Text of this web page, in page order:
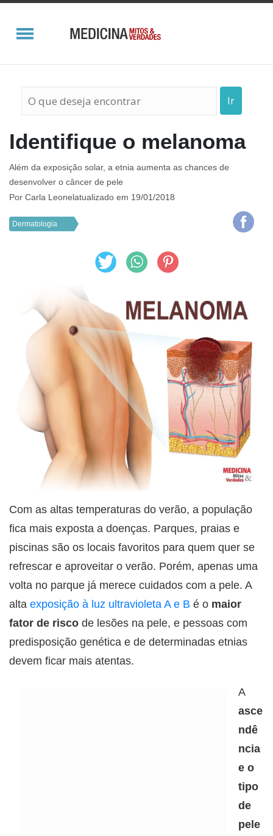
Ir
Identifique o melanoma
Além da exposição solar, a etnia aumenta as chances de
desenvolver o câncer de pele
Por Carla Leonelatualizado em 19/01/2018
Dermatologia
Com as altas temperaturas do verão, a população
fica mais exposta a doenças. Parques, praias e
piscinas são os locais favoritos para quem quer se
refrescar e aproveitar o verão. Porém, apenas uma
volta no parque já merece cuidados com a pele. A
alta exposição à luz ultravioleta A e B é o maior
fator de risco de lesões na pele, e pessoas com
predisposição genética e de determinadas etnias
devem ficar mais atentas.
A
asce
ndê
ncia
e o
tipo
de
pele